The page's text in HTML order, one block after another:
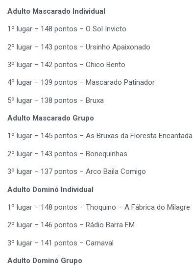
Adulto Mascarado Individual
1º lugar – 148 pontos – O Sol Invicto
2º lugar – 143 pontos – Ursinho Apaixonado
3º lugar – 142 pontos – Chico Bento
4º lugar – 139 pontos – Mascarado Patinador
5º lugar – 138 pontos – Bruxa
Adulto Mascarado Grupo
1º lugar – 145 pontos – As Bruxas da Floresta Encantada
2º lugar – 143 pontos – Bonequinhas
3º lugar – 137 pontos – Arco Baila Comigo
Adulto Dominó Individual
1º lugar – 148 pontos – Thoquino – A Fábrica do Milagre
2º lugar – 146 pontos – Rádio Barra FM
3º lugar – 141 pontos – Carnaval
Adulto Dominó Grupo